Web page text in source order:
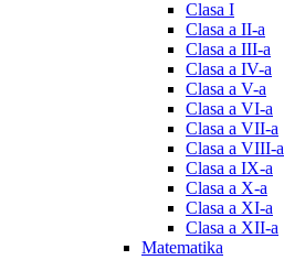
Clasa I
Clasa a II-a
Clasa a III-a
Clasa a IV-a
Clasa a V-a
Clasa a VI-a
Clasa a VII-a
Clasa a VIII-a
Clasa a IX-a
Clasa a X-a
Clasa a XI-a
Clasa a XII-a
Matematika